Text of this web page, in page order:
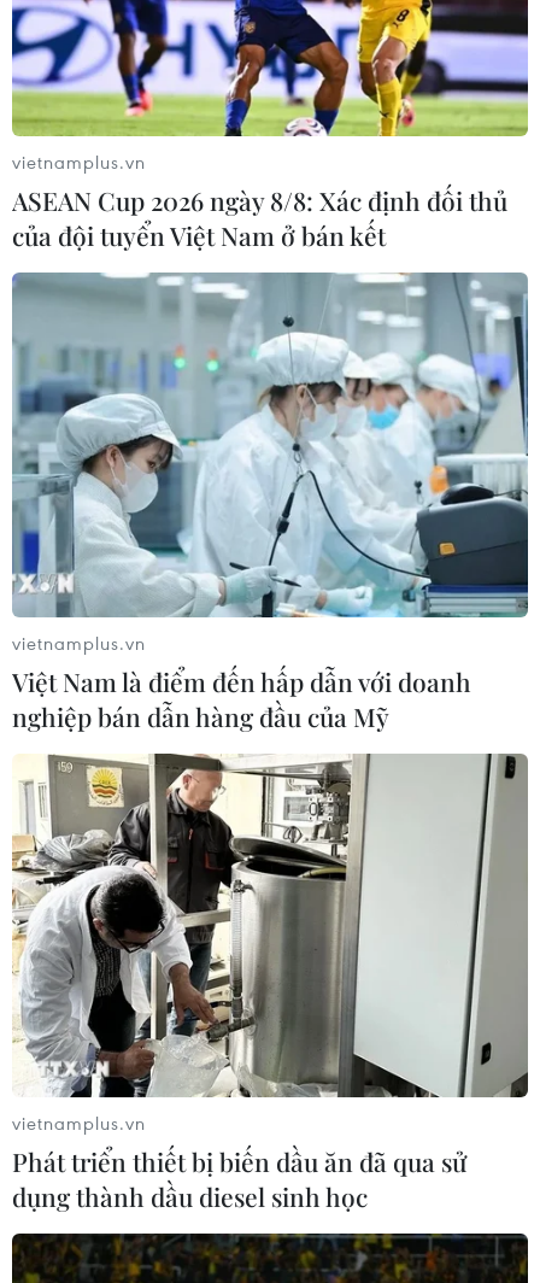
Thí sinh Miss World Vietnam mang niềm
vui đến bệnh nhi xương thủy tinh
Dự án Người đẹp Nhân ái của 8 thí sinh Miss World
Vietnam 2022 tiếp theo tuần này là dành cho các bệnh
nhi mắc căn bệnh hiểm nghèo xương thủy tinh với tên
gọi “Giấc mơ kim cương.”
Miss World Vietnam 2022: Hé lộ hình ảnh
3 vương miện dành cho top 3
12/07/2022 09:25
Chiếc vương miện dành cho tân hoa hậu được chế tác
từ 4.528 viên đá quý thượng hạng, với các kích cỡ và
hình dáng khác nhau, bao phủ toàn bộ khung vương
miện, được nghệ nhân chế tác trong 2.160 giờ.
vietnamplus.vn
ASEAN Cup 2026 ngày 8/8: Xác định đối thủ
của đội tuyển Việt Nam ở bán kết
vietnamplus.vn
Việt Nam là điểm đến hấp dẫn với doanh
nghiệp bán dẫn hàng đầu của Mỹ
vietnamplus.vn
Phát triển thiết bị biến dầu ăn đã qua sử
dụng thành dầu diesel sinh học